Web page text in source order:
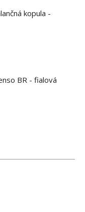
kopula -
BR - fialová